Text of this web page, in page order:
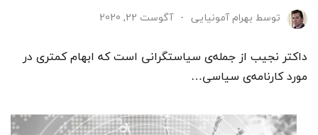
توسط بهرام آمونیایی آگوست 22, 2020
داکتر نجیب از جمله‌ی سیاستگرانی است که ابهام کمتری در
مورد کارنامه‌ی سیاسی…